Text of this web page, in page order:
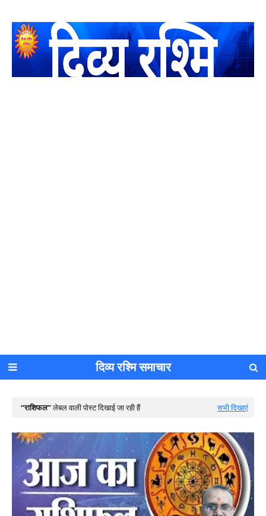
दिव्य रश्मि समाचार
राशिफल लेबल वाली पोस्ट दिखाई जा रही हैं सभी दिखाएं